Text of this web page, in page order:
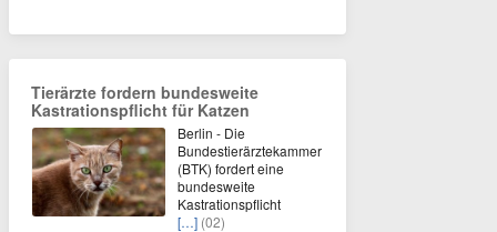
Tierärzte fordern bundesweite
Kastrationspflicht für Katzen
Berlin - Die
Bundestierärztekammer
(BTK) fordert eine
bundesweite
Kastrationspflicht
[…] (02)